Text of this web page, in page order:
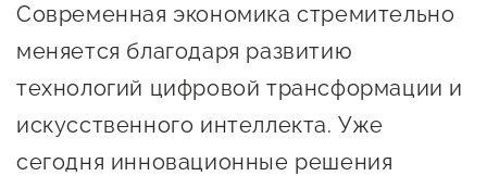
Поддержка социальных
предпринимателей
Поддержка экспортеров
Современная экономика стремительно
меняется благодаря развитию
технологий цифровой трансформации и
искусственного интеллекта. Уже
сегодня инновационные решения